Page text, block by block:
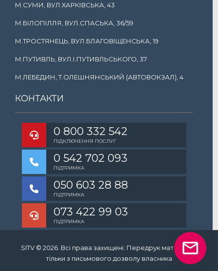
М.СУМИ, ВУЛ.ХАРКІВСЬКА, 43
М.БІЛОПІЛЛЯ, ВУЛ.СПАСЬКА, 36/59
М.ТРОСТЯНЕЦЬ, ВУЛ.БЛАГОВІЩЕНСЬКА, 19
М.ПУТИВЛЬ, ВУЛ.І.ПУТИВЛЬСЬКОГО, 37
М.ЛЕБЕДИН, Т.ОЛЕШНЯНСЬКИЙ (АВТОВОКЗАЛ), 4
КОНТАКТИ
0 800 332 542
ПІДКЛЮЧЕННЯ ПОСЛУГ
0 542 702 093
ПІДТРИМКА
050 603 28 88
ПІДТРИМКА
073 422 99 03
ПІДТРИМКА
SITV © 2026 . Всі права захищені. Передрук матеріалів
тільки з письмового дозволу власника